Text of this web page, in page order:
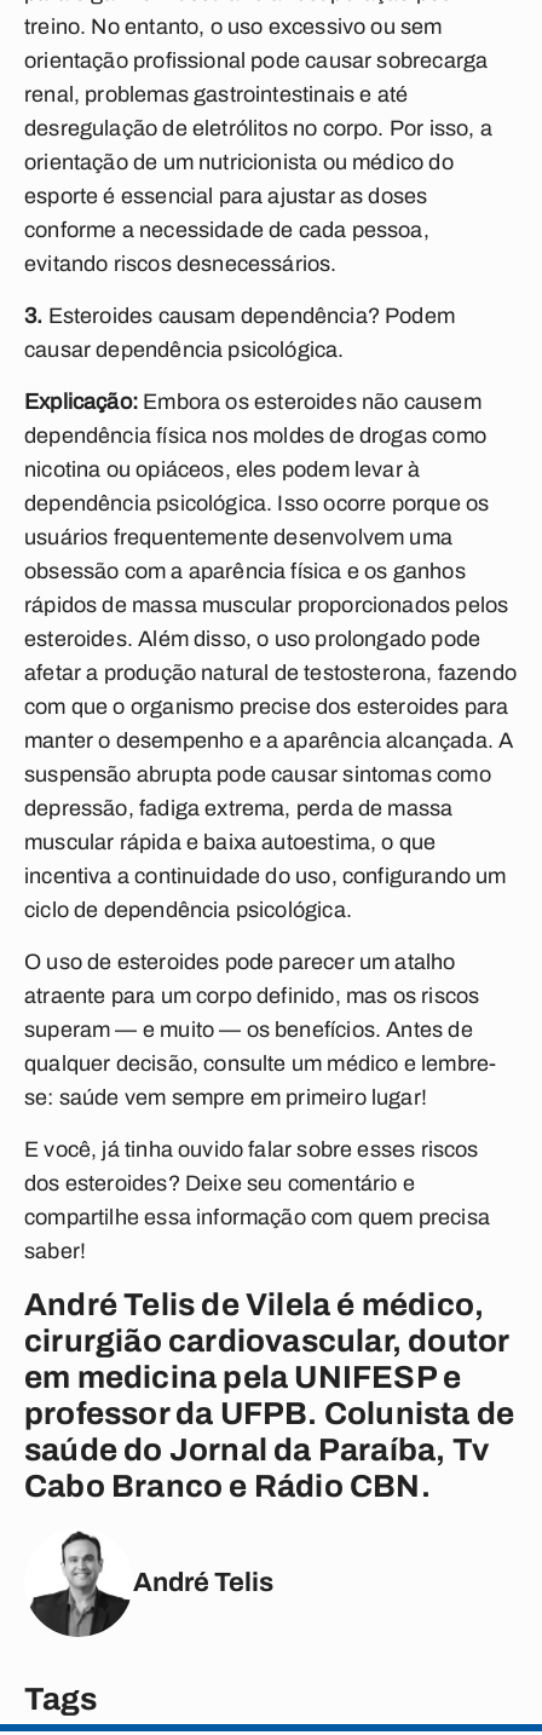
treino. No entanto, o uso excessivo ou sem
orientação profissional pode causar sobrecarga
renal, problemas gastrointestinais e até
desregulação de eletrólitos no corpo. Por isso, a
orientação de um nutricionista ou médico do
esporte é essencial para ajustar as doses
conforme a necessidade de cada pessoa,
evitando riscos desnecessários.
3. Esteroides causam dependência? Podem
causar dependência psicológica.
Explicação:Embora os esteroides não causem
dependência física nos moldes de drogas como
nicotina ou opiáceos, eles podem levar à
dependência psicológica. Isso ocorre porque os
usuários frequentemente desenvolvem uma
obsessão com a aparência física e os ganhos
rápidos de massa muscular proporcionados pelos
esteroides. Além disso, o uso prolongado pode
afetar a produção natural de testosterona, fazendo
com que o organismo precise dos esteroides para
manter o desempenho e a aparência alcançada. A
suspensão abrupta pode causar sintomas como
depressão, fadiga extrema, perda de massa
muscular rápida e baixa autoestima, o que
incentiva a continuidade do uso, configurando um
ciclo de dependência psicológica.
O uso de esteroides pode parecer um atalho
atraente para um corpo definido, mas os riscos
superam — e muito — os benefícios. Antes de
qualquer decisão, consulte um médico e lembre-
se: saúde vem sempre em primeiro lugar!
E você, já tinha ouvido falar sobre esses riscos
dos esteroides? Deixe seu comentário e
compartilhe essa informação com quem precisa
saber!
André Telis de Vilela é médico,
cirurgião cardiovascular, doutor
em medicina pela UNIFESP e
professor da UFPB. Colunista de
saúde do Jornal da Paraíba, Tv
Cabo Branco e Rádio CBN.
André Telis
Tags